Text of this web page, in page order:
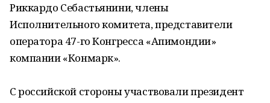
Риккардо Себастьянини, члены
Исполнительного комитета, представители
оператора 47-го Конгресса «Апимондии»
компании «Конмарк».
С российской стороны участвовали президент